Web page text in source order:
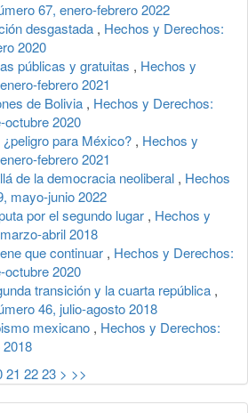
67, enero-febrero 2022
desgastada , Hechos y Derechos:
2020
públicas y gratuitas , Hechos y
febrero 2021
de Bolivia , Hechos y Derechos:
octubre 2020
¿peligro para México? , Hechos y
febrero 2021
de la democracia neoliberal , Hechos
mayo-junio 2022
por el segundo lugar , Hechos y
abril 2018
que continuar , Hechos y Derechos:
octubre 2020
transición y la cuarta república ,
46, julio-agosto 2018
mexicano , Hechos y Derechos:
21 2223 > >>